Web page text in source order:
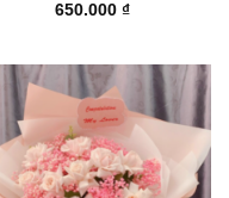
650.000 ₫